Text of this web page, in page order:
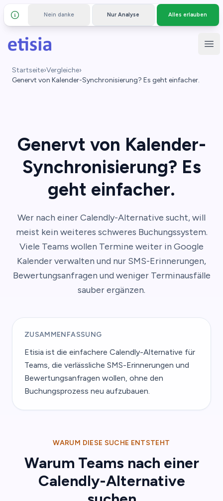
Details und Datenschutz
Nein danke Nur Analyse Alles erlauben
Zum Hauptinhalt springen
Etisia
Startseite›Vergleiche›
Genervt von Kalender-Synchronisierung? Es geht einfacher.
Genervt von Kalender-
Synchronisierung? Es
geht einfacher.
Wer nach einer Calendly-Alternative sucht, will
meist kein weiteres schweres Buchungssystem.
Viele Teams wollen Termine weiter in Google
Kalender verwalten und nur SMS-Erinnerungen,
Bewertungsanfragen und weniger Terminausfälle
sauber ergänzen.
ZUSAMMENFASSUNG
Etisia ist die einfachere Calendly-Alternative für
Teams, die verlässliche SMS-Erinnerungen und
Bewertungsanfragen wollen, ohne den
Buchungsprozess neu aufzubauen.
WARUM DIESE SUCHE ENTSTEHT
Warum Teams nach einer
Calendly-Alternative